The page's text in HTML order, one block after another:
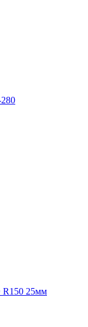
R150 25мм